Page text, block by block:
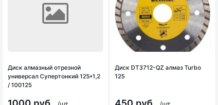
Диск алмазный отрезной
универсал Супертонкий 125*1,2
/ 100125
Диск DT3712-QZ алмаз Turbo
125